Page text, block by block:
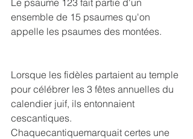
ensemble de 15 psaumes qu'on
appelle les psaumes des montées.
Lorsque les fidèles partaient au temple
pour célébrer les 3 fêtes annuelles du
calendier juif, ils entonnaient
cescantiques.
Chaquecantiquemarquait certes une